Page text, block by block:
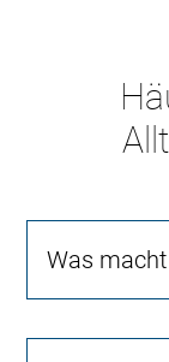
Was macht